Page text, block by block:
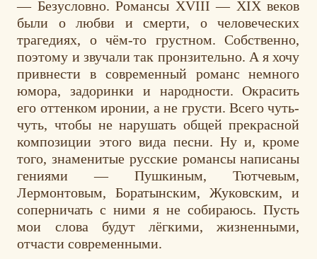
— Безусловно. Романсы XVIII — XIX веков
были о любви и смерти, о человеческих
трагедиях, о чём-то грустном. Собственно,
поэтому и звучали так пронзительно. А я хочу
привнести в современный романс немного
юмора, задоринки и народности. Окрасить
его оттенком иронии, а не грусти. Всего чуть-
чуть, чтобы не нарушать общей прекрасной
композиции этого вида песни. Ну и, кроме
того, знаменитые русские романсы написаны
гениями — Пушкиным, Тютчевым,
Лермонтовым, Боратынским, Жуковским, и
соперничать с ними я не собираюсь. Пусть
мои слова будут лёгкими, жизненными,
отчасти современными.